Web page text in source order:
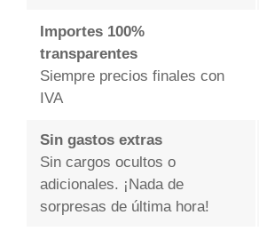
Importes 100%
transparentes
Siempre precios finales con
IVA
Sin gastos extras
Sin cargos ocultos o
adicionales. ¡Nada de
sorpresas de última hora!